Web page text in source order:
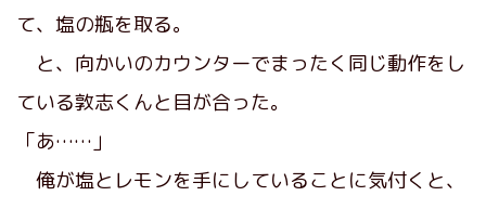
て、塩の瓶を取る。
と、向かいのカウンターでまったく同じ動作をし
ている敦志くんと目が合った。
「あ……」
俺が塩とレモンを手にしていることに気付くと、